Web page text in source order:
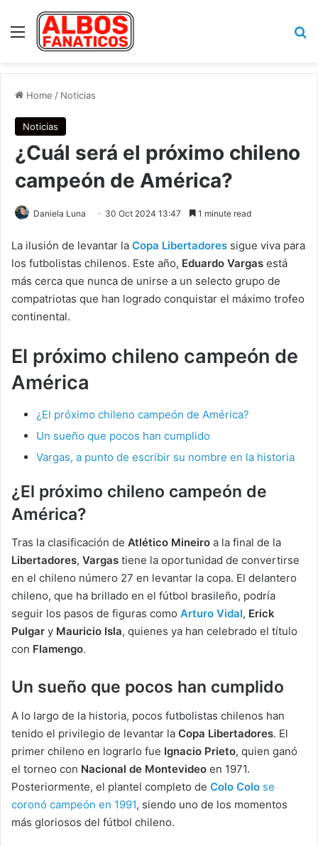
Menu
Home / Noticias
Noticias
¿Cuál será el próximo chileno
campeón de América?
Daniela Luna 30 Oct 2024 13:47 1 minute read
La ilusión de levantar la Copa Libertadores sigue viva para
los futbolistas chilenos. Este año, Eduardo Vargas está
más cerca que nunca de unirse a un selecto grupo de
compatriotas que han logrado conquistar el máximo trofeo
continental.
El próximo chileno campeón de
América
¿El próximo chileno campeón de América?
Un sueño que pocos han cumplido
Vargas, a punto de escribir su nombre en la historia
¿El próximo chileno campeón de
América?
Tras la clasificación de Atlético Mineiro a la final de la
Libertadores, Vargas tiene la oportunidad de convertirse
en el chileno número 27 en levantar la copa. El delantero
chileno, que ha brillado en el fútbol brasileño, podría
seguir los pasos de figuras como Arturo Vidal, Erick
Pulgar y Mauricio Isla, quienes ya han celebrado el título
con Flamengo.
Un sueño que pocos han cumplido
A lo largo de la historia, pocos futbolistas chilenos han
tenido el privilegio de levantar la Copa Libertadores. El
primer chileno en lograrlo fue Ignacio Prieto, quien ganó
el torneo con Nacional de Montevideo en 1971.
Posteriormente, el plantel completo de Colo Colo se
coronó campeón en 1991, siendo uno de los momentos
más gloriosos del fútbol chileno.